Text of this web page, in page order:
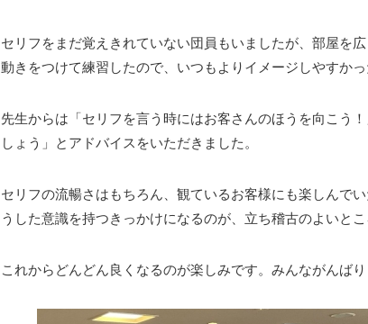
セリフをまだ覚えきれていない団員もいましたが、部屋を
動きをつけて練習したので、いつもよりイメージしやすかっ
先生からは「セリフを言う時にはお客さんのほうを向こう
しょう」とアドバイスをいただきました。
セリフの流暢さはもちろん、観ているお客様にも楽しんで
うした意識を持つきっかけになるのが、立ち稽古のよいとこ
これからどんどん良くなるのが楽しみです。みんながんばり